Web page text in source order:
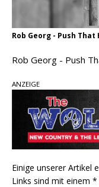
Rob Georg - Push
Rob Georg - Push
ANZEIGE
Einige unserer Artikel
Links sind mit einem